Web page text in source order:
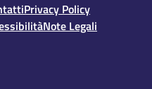
Privacy Policy
Note Legali